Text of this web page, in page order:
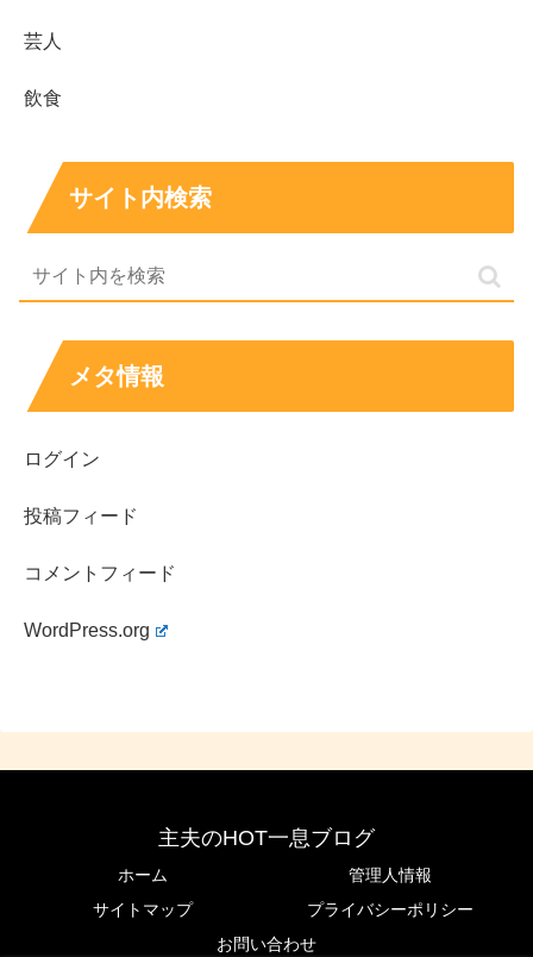
芸人
飲食
サイト内検索
メタ情報
ログイン
投稿フィード
コメントフィード
WordPress.org
主夫のHOT一息ブログ
ホーム
管理人情報
サイトマップ
プライバシーポリシー
お問い合わせ